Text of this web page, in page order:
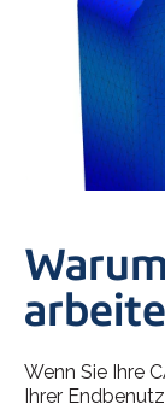
Wenn Sie Ihre
Ihrer